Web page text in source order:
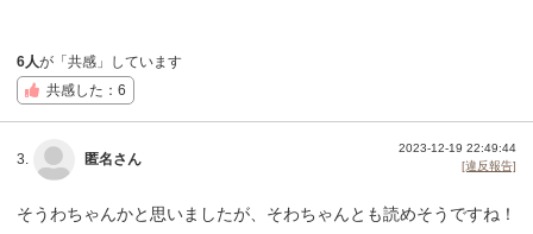
6人が「共感」しています
共感した：6
3. 匿名さん
2023-12-19 22:49:44
[違反報告]
そうわちゃんかと思いましたが、そわちゃんとも読めそうですね！